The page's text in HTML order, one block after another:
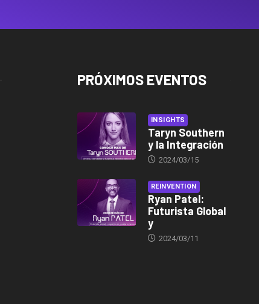
PRÓXIMOS EVENTOS
INSIGHTS
Taryn Southern
y la Integración
2024/03/15
REINVENTION
Ryan Patel:
Futurista Global
y
2024/03/11